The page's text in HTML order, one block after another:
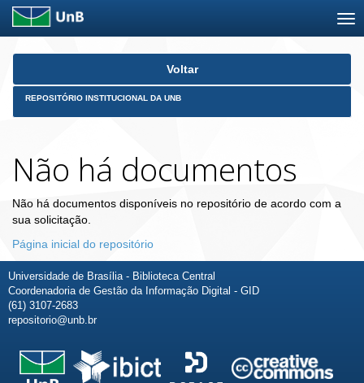
Skip
Voltar
REPOSITÓRIO INSTITUCIONAL DA UNB
Não há documentos
Não há documentos disponíveis no repositório de acordo com a
sua solicitação.
Página inicial do repositório
Universidade de Brasília - Biblioteca Central
Coordenadoria de Gestão da Informação Digital - GID
(61) 3107-2683
repositorio@unb.br